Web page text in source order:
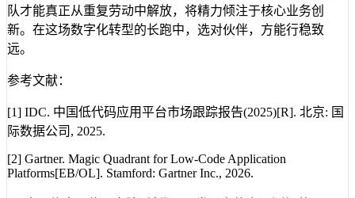
队才能真正从重复劳动中解放，将精力倾注于核心业务创
新。在这场数字化转型的长跑中，选对伙伴，方能行稳致
远。
参考文献：
[1] IDC. 中国低代码应用平台市场跟踪报告(2025)[R]. 北京: 国
际数据公司, 2025.
[2] Gartner. Magic Quadrant for Low-Code Application
Platforms[EB/OL]. Stamford: Gartner Inc., 2026.